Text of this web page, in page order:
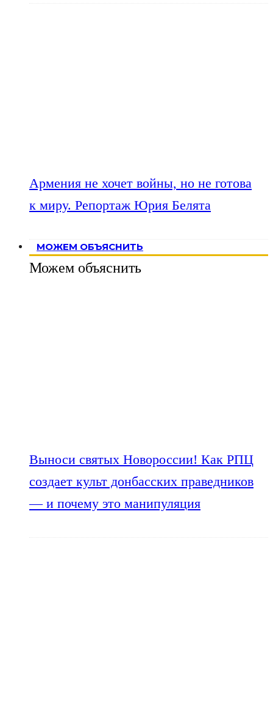
Армения не хочет войны, но не готова
к миру. Репортаж Юрия Белята
МОЖЕМ ОБЪЯСНИТЬ
Можем объяснить
Выноси святых Новороссии! Как РПЦ
создает культ донбасских праведников
— и почему это манипуляция